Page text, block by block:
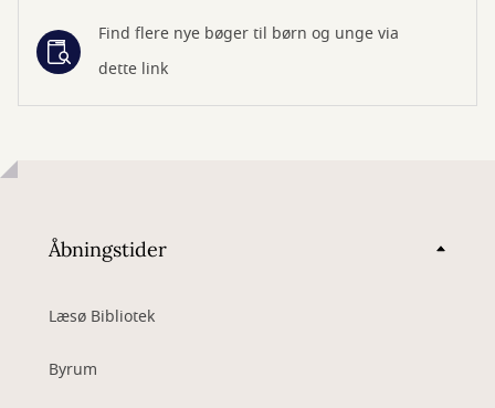
Find flere nye bøger til børn og unge via
dette link
Åbningstider
Læsø Bibliotek
Byrum